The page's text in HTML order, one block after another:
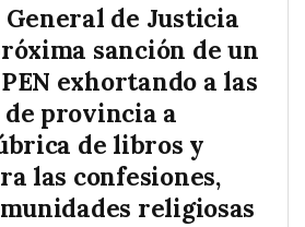
de Justicia
sanción de un
exhortando a las
provincia a
de libros y
las confesiones,
religiosas